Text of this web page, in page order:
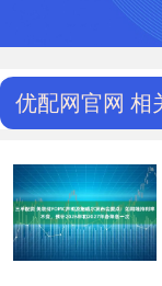
优配网官网 相